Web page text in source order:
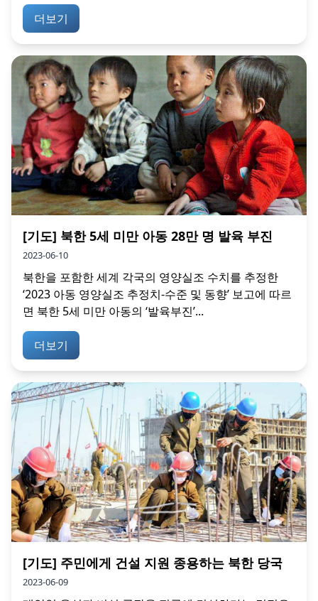
더보기
[기도] 북한 5세 미만 아동 28만 명 발육 부진
2023-06-10
북한을 포함한 세계 각국의 영양실조 수치를 추정한
‘2023 아동 영양실조 추정치-수준 및 동향’ 보고에 따르
면 북한 5세 미만 아동의 ‘발육부진’...
더보기
[기도] 주민에게 건설 지원 종용하는 북한 당국
2023-06-09